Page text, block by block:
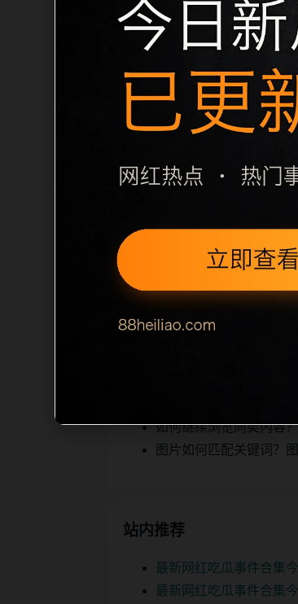
移动端搜索场景
最新网红吃瓜事件合集爆料
和延伸阅读方向。本站在整
用户通常先看标题是否明确
篇下一篇和 sitemap 入口，
相关，图片文件名和 alt/title
空、正文摘要不足或关键词
内容，提升停留时间和页面可
如何继续浏览同类内容
图片如何匹配关键词？
站内推荐
最新网红吃瓜事件合集
最新网红吃瓜事件合集